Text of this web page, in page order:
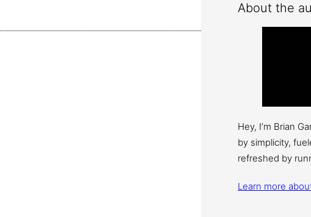
About the
Hey, I’m Brian
by simplicity,
refreshed by
Learn more